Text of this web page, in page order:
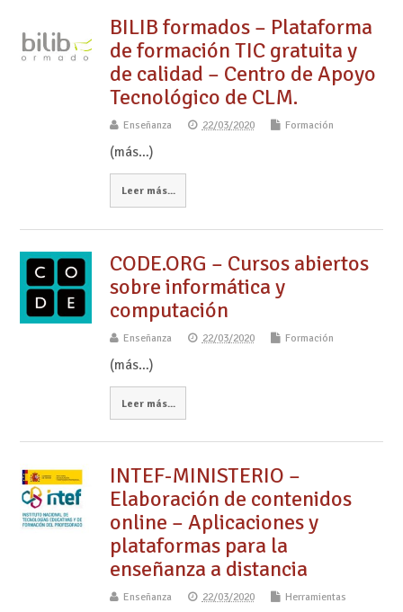
BILIB formados – Plataforma
de formación TIC gratuita y
de calidad – Centro de Apoyo
Tecnológico de CLM.
Enseñanza 22/03/2020 Formación
(más…)
Leer más...
CODE.ORG – Cursos abiertos
sobre informática y
computación
Enseñanza 22/03/2020 Formación
(más…)
Leer más...
INTEF-MINISTERIO –
Elaboración de contenidos
online – Aplicaciones y
plataformas para la
enseñanza a distancia
Enseñanza 22/03/2020 Herramientas